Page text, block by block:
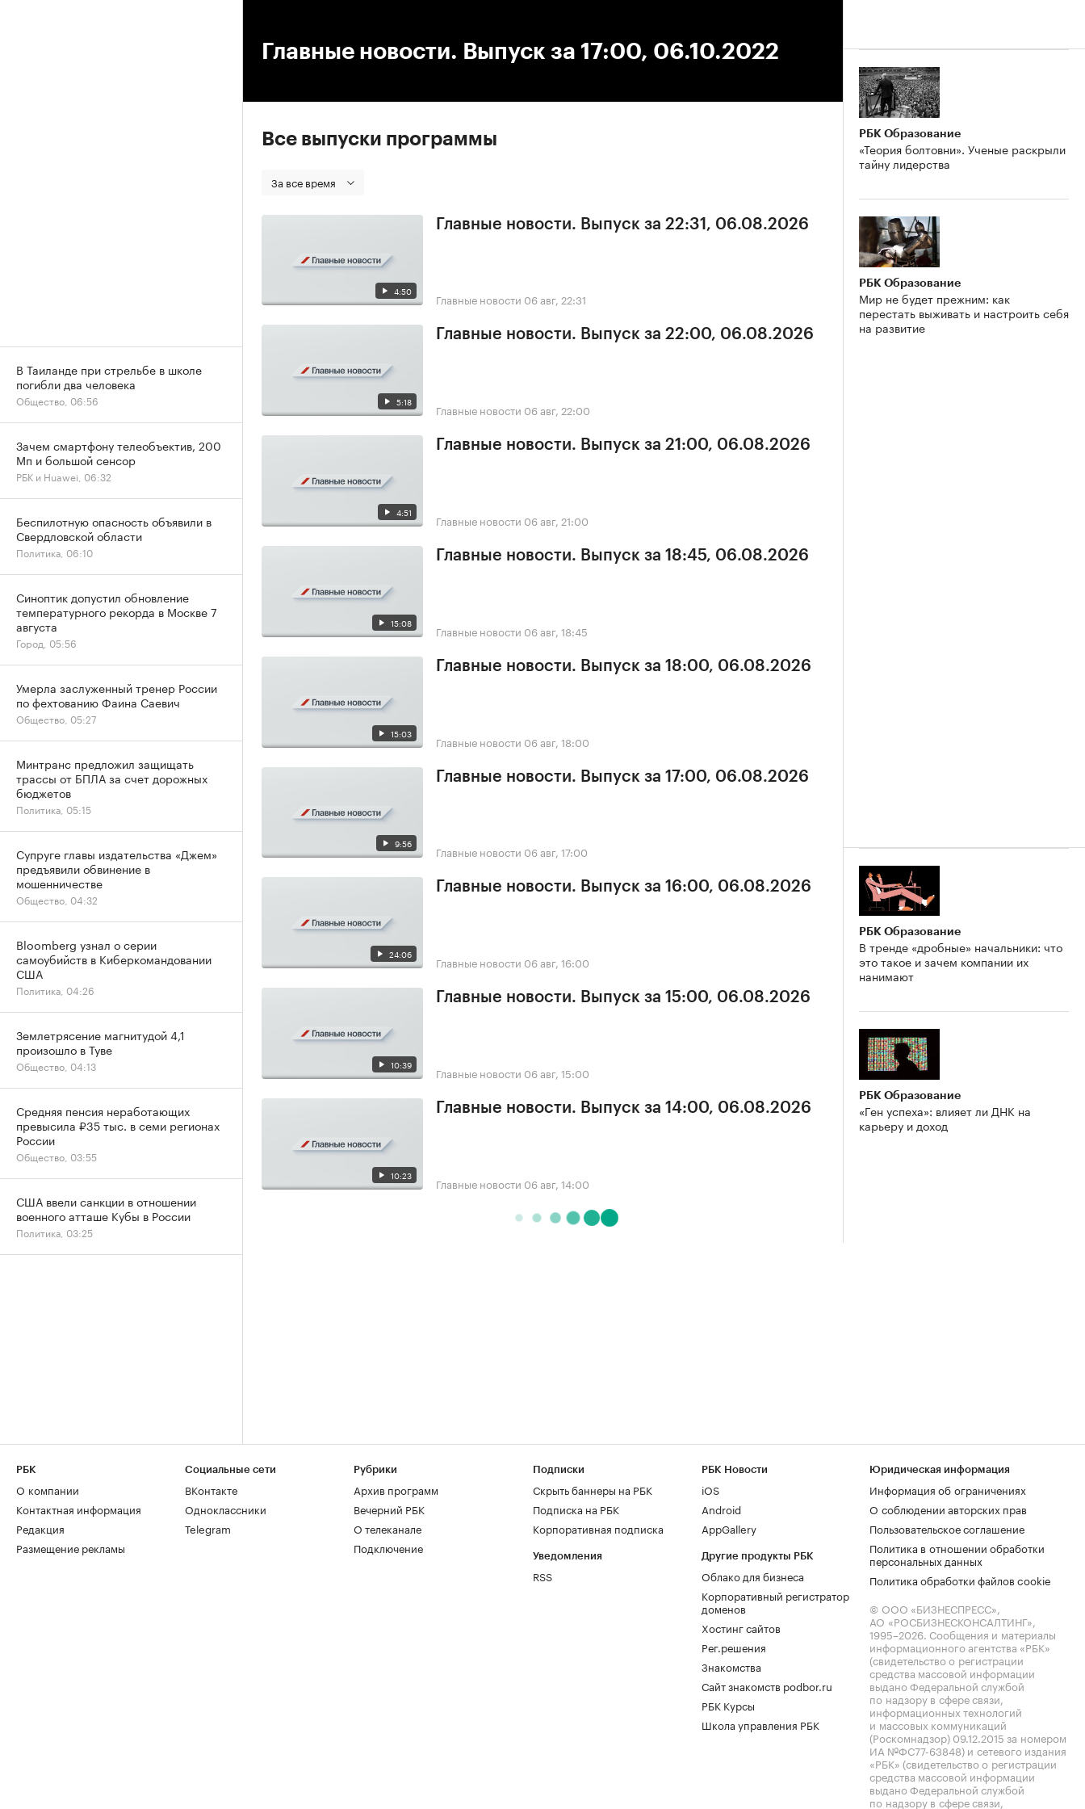
Главные новости. Выпуск за 17:00, 06.10.2022
Все выпуски программы
За все время
4:50
Главные новости. Выпуск за 22:31, 06.08.2026
Главные новости 06 авг, 22:31
5:18
Главные новости. Выпуск за 22:00, 06.08.2026
Главные новости 06 авг, 22:00
4:51
Главные новости. Выпуск за 21:00, 06.08.2026
Главные новости 06 авг, 21:00
15:08
Главные новости. Выпуск за 18:45, 06.08.2026
Главные новости 06 авг, 18:45
15:03
Главные новости. Выпуск за 18:00, 06.08.2026
Главные новости 06 авг, 18:00
9:56
Главные новости. Выпуск за 17:00, 06.08.2026
Главные новости 06 авг, 17:00
24:06
Главные новости. Выпуск за 16:00, 06.08.2026
Главные новости 06 авг, 16:00
10:39
Главные новости. Выпуск за 15:00, 06.08.2026
Главные новости 06 авг, 15:00
10:23
Главные новости. Выпуск за 14:00, 06.08.2026
Главные новости 06 авг, 14:00
РБК Образование
«Теория болтовни». Ученые раскрыли
тайну лидерства
РБК Образование
Мир не будет прежним: как
перестать выживать и настроить себя
на развитие
РБК Образование
В тренде «дробные» начальники: что
это такое и зачем компании их
нанимают
РБК Образование
«Ген успеха»: влияет ли ДНК на
карьеру и доход
В Таиланде при стрельбе в школе
погибли два человека
Общество, 06:56
Зачем смартфону телеобъектив, 200
Мп и большой сенсор
РБК и Huawei, 06:32
Беспилотную опасность объявили в
Свердловской области
Политика, 06:10
Синоптик допустил обновление
температурного рекорда в Москве 7
августа
Город, 05:56
Умерла заслуженный тренер России
по фехтованию Фаина Саевич
Общество, 05:27
Минтранс предложил защищать
трассы от БПЛА за счет дорожных
бюджетов
Политика, 05:15
Супруге главы издательства «Джем»
предъявили обвинение в
мошенничестве
Общество, 04:32
Bloomberg узнал о серии
самоубийств в Киберкомандовании
США
Политика, 04:26
Землетрясение магнитудой 4,1
произошло в Туве
Общество, 04:13
Средняя пенсия неработающих
превысила ₽35 тыс. в семи регионах
России
Общество, 03:55
США ввели санкции в отношении
военного атташе Кубы в России
Политика, 03:25
РБК
О компании
Контактная информация
Редакция
Размещение рекламы
Социальные сети
ВКонтакте
Одноклассники
Telegram
Рубрики
Архив программ
Вечерний РБК
О телеканале
Подключение
Подписки
Скрыть баннеры на РБК
Подписка на РБК
Корпоративная подписка
Уведомления
RSS
РБК Новости
iOS
Android
AppGallery
Другие продукты РБК
Облако для бизнеса
Корпоративный регистратор
доменов
Хостинг сайтов
Рег.решения
Знакомства
Сайт знакомств podbor.ru
РБК Курсы
Школа управления РБК
Юридическая информация
Информация об ограничениях
О соблюдении авторских прав
Пользовательское соглашение
Политика в отношении обработки
персональных данных
Политика обработки файлов cookie
© ООО «БИЗНЕСПРЕСС»,
АО «РОСБИЗНЕСКОНСАЛТИНГ»,
1995–2026. Сообщения и материалы
информационного агентства «РБК»
(свидетельство о регистрации
средства массовой информации
выдано Федеральной службой
по надзору в сфере связи,
информационных технологий
и массовых коммуникаций
(Роскомнадзор) 09.12.2015 за номером
ИА №ФС77-63848) и сетевого издания
«РБК» (свидетельство о регистрации
средства массовой информации
выдано Федеральной службой
по надзору в сфере связи,